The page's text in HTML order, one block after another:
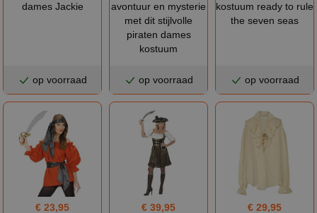
dames Jackie
op voorraad
avontuur en mysterie
met dit stijlvolle
piraten dames
kostuum
op voorraad
kostuum ready to rule
the seven seas
op voorraad
€ 23,95
€ 39,95
€ 29,95